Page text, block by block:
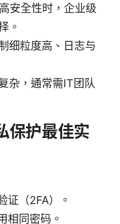
安全性时，企业级
。
细粒度高、日志与
杂，通常需IT团队
保护最佳实
证（2FA）。
相同密码。